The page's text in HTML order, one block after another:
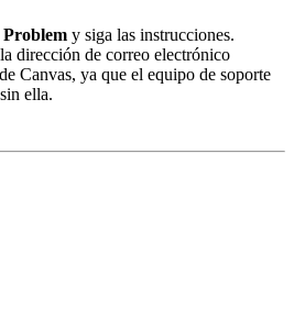
y siga las instrucciones.
dirección de correo electrónico
Canvas, ya que el equipo de soporte
ella.